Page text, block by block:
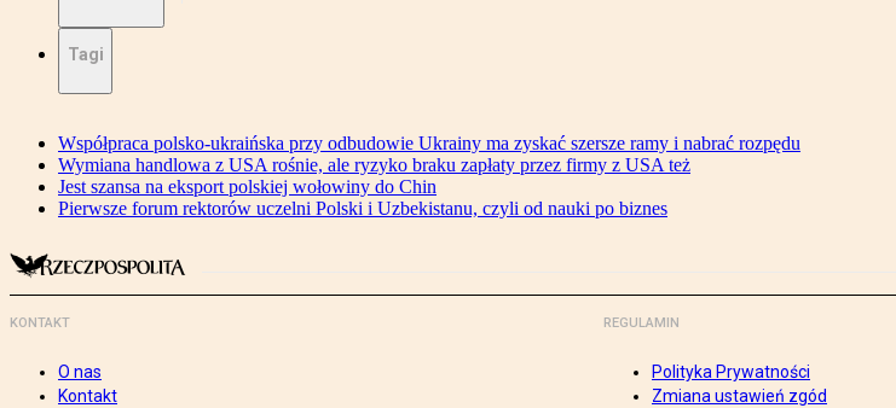
Tagi
Współpraca polsko-ukraińska przy odbudowie Ukrainy ma zyskać szersze ramy i nabrać rozpędu
Wymiana handlowa z USA rośnie, ale ryzyko braku zapłaty przez firmy z USA też
Jest szansa na eksport polskiej wołowiny do Chin
Pierwsze forum rektorów uczelni Polski i Uzbekistanu, czyli od nauki po biznes
KONTAKT
O nas
Kontakt
REGULAMIN
Polityka Prywatności
Zmiana ustawień zgód